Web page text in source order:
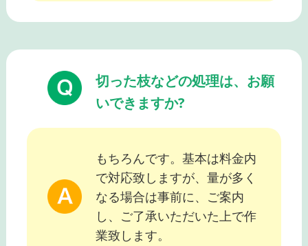
切った枝などの処理は、お願
いできますか?
もちろんです。基本は料金内
で対応致しますが、量が多く
なる場合は事前に、ご案内
し、ご了承いただいた上で作
業致します。